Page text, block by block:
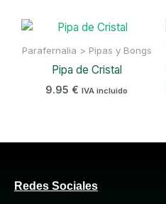
Parafernalia > Pipas y Bongs
Pipa de Cristal
9.95 € IVA incluido
Redes Sociales